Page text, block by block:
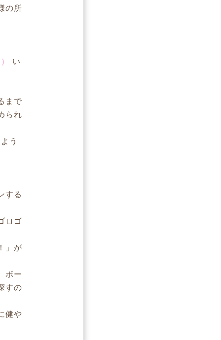
の所
い
まで
られ
う
する
ロゴ
」が
ボー
すの
健や